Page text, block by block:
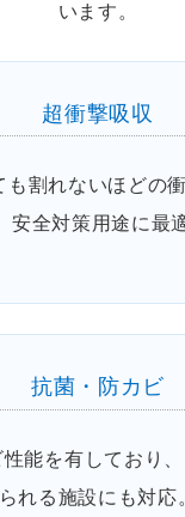
います。
超衝撃吸収
も割れないほどの
安全対策用途に最
抗菌・防カビ
能を有しており
られる施設にも対応